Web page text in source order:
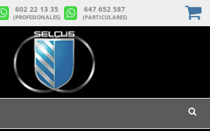
602 22 13 35
(PROFESIONALES)
647 652 587
(PARTICULARES)